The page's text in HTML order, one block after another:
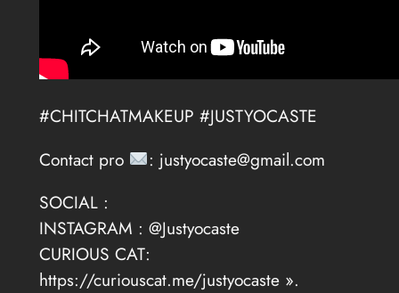
#CHITCHATMAKEUP #JUSTYOCASTE
Contact pro
: justyocaste@gmail.com
SOCIAL :
INSTAGRAM : @Justyocaste
CURIOUS CAT:
https://curiouscat.me/justyocaste ».